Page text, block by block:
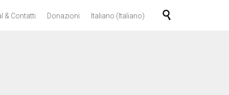
Skip
& Contatti Donazioni Italiano (Italiano) 